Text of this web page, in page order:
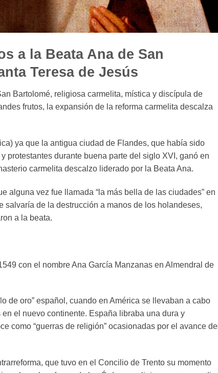
a la Beata Ana de San
Teresa de Jesús
Bartolomé, religiosa carmelita, mística y discípula de
frutos, la expansión de la reforma carmelita descalza
ya que la antigua ciudad de Flandes, que había sido
protestantes durante buena parte del siglo XVI, ganó en
carmelita descalzo liderado por la Beata Ana.
alguna vez fue llamada “la más bella de las ciudades” en
salvaría de la destrucción a manos de los holandeses,
a la beata.
con el nombre Ana García Manzanas en Almendral de
de oro” español, cuando en América se llevaban a cabo
el nuevo continente. España libraba una dura y
como “guerras de religión” ocasionadas por el avance del
que tuvo en el Concilio de Trento su momento